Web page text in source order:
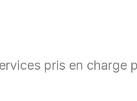
pris en